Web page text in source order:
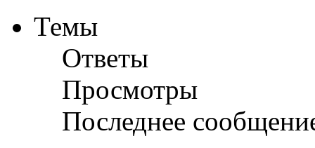
Темы
Ответы
Просмотры
Последнее